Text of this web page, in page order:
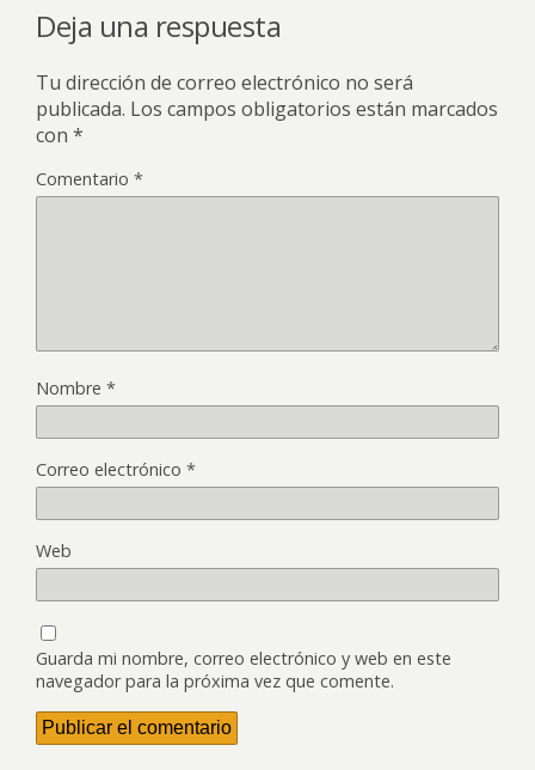
Deja una respuesta
Tu dirección de correo electrónico no será
publicada. Los campos obligatorios están marcados
con *
Comentario *
Nombre *
Correo electrónico *
Web
Guarda mi nombre, correo electrónico y web en este
navegador para la próxima vez que comente.